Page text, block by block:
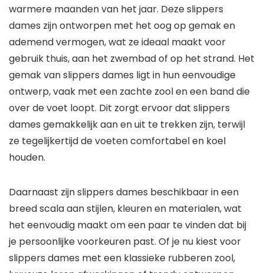
warmere maanden van het jaar. Deze slippers
dames zijn ontworpen met het oog op gemak en
ademend vermogen, wat ze ideaal maakt voor
gebruik thuis, aan het zwembad of op het strand. Het
gemak van slippers dames ligt in hun eenvoudige
ontwerp, vaak met een zachte zool en een band die
over de voet loopt. Dit zorgt ervoor dat slippers
dames gemakkelijk aan en uit te trekken zijn, terwijl
ze tegelijkertijd de voeten comfortabel en koel
houden.
Daarnaast zijn slippers dames beschikbaar in een
breed scala aan stijlen, kleuren en materialen, wat
het eenvoudig maakt om een paar te vinden dat bij
je persoonlijke voorkeuren past. Of je nu kiest voor
slippers dames met een klassieke rubberen zool,